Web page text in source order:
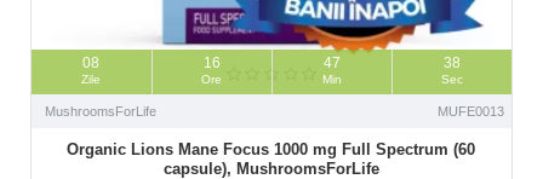
08
Zile
16
Ore
47
Min
37
Sec
MushroomsForLife MUFE0013
Organic Lions Mane Focus 1000 mg Full Spectrum (60
capsule), MushroomsForLife